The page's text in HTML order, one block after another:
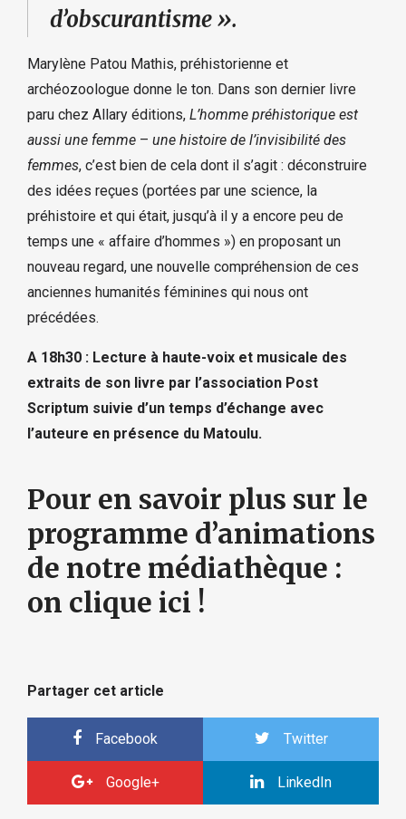
d’obscurantisme ».
Marylène Patou Mathis, préhistorienne et
archéozoologue donne le ton. Dans son dernier livre
paru chez Allary éditions, L’homme préhistorique est
aussi une femme – une histoire de l’invisibilité des
femmes, c’est bien de cela dont il s’agit : déconstruire
des idées reçues (portées par une science, la
préhistoire et qui était, jusqu’à il y a encore peu de
temps une « affaire d’hommes ») en proposant un
nouveau regard, une nouvelle compréhension de ces
anciennes humanités féminines qui nous ont
précédées.
A 18h30 : Lecture à haute-voix et musicale des
extraits de son livre par l’association Post
Scriptum suivie d’un temps d’échange avec
l’auteure en présence du Matoulu.
Pour en savoir plus sur le
programme d’animations
de notre médiathèque :
on clique ici !
Partager cet article
Facebook Twitter
Google+ LinkedIn